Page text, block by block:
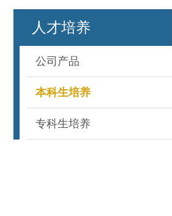
人才培养
公司产品
本科生培养
专科生培养